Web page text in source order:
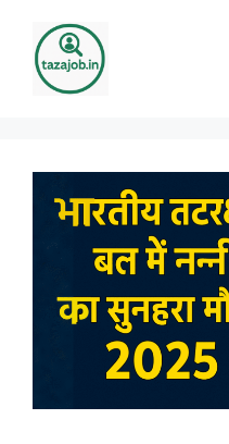
content